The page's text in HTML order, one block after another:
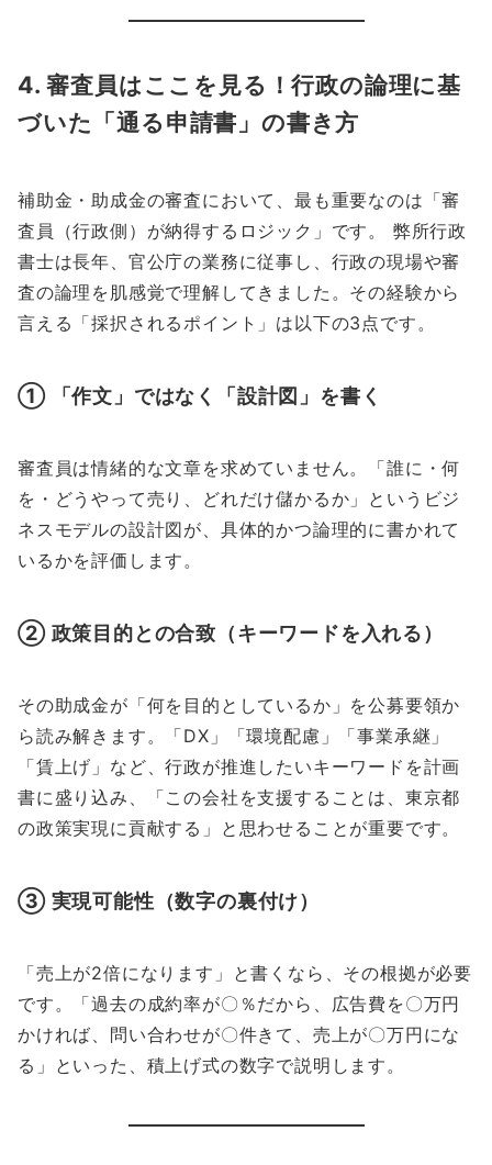
4. 審査員はここを見る！行政の論理に基
づいた「通る申請書」の書き方
補助金・助成金の審査において、最も重要なのは「審
査員（行政側）が納得するロジック」です。 弊所行政
書士は長年、官公庁の業務に従事し、行政の現場や審
査の論理を肌感覚で理解してきました。その経験から
言える「採択されるポイント」は以下の3点です。
① 「作文」ではなく「設計図」を書く
審査員は情緒的な文章を求めていません。「誰に・何
を・どうやって売り、どれだけ儲かるか」というビジ
ネスモデルの設計図が、具体的かつ論理的に書かれて
いるかを評価します。
② 政策目的との合致（キーワードを入れる）
その助成金が「何を目的としているか」を公募要領か
ら読み解きます。「DX」「環境配慮」「事業承継」
「賃上げ」など、行政が推進したいキーワードを計画
書に盛り込み、「この会社を支援することは、東京都
の政策実現に貢献する」と思わせることが重要です。
③ 実現可能性（数字の裏付け）
「売上が2倍になります」と書くなら、その根拠が必要
です。「過去の成約率が〇％だから、広告費を〇万円
かければ、問い合わせが〇件きて、売上が〇万円にな
る」といった、積上げ式の数字で説明します。